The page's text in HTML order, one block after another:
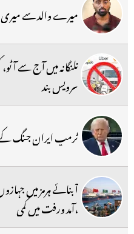
میرے والد سے میری
تلنگانہ میں آج سے
سرویس بند
ٹرمپ ایران جنگ
آبنائے ہرمز میں
،آمد ورفت میں کمی